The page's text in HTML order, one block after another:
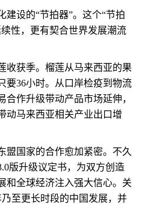
设的“节拍器”。这个“节拍
性，更有契合世界发展潮流
获季。榴莲从马来西亚的果
要36小时。从口岸检疫到物流
作升级带动产品市场延伸，
动马来西亚相关产业出口增
国家的合作愈加紧密。不久
版升级议定书，为双方创造
和全球经济注入强大信心。关
至更长时段的中国发展，并